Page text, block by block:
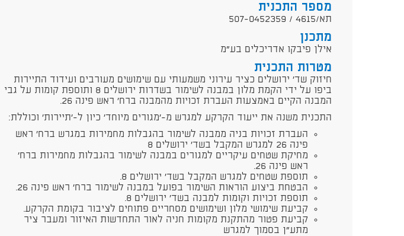
מספר התכנית
תא/4615 / 507-0452359
מתכנן
אילן פיבקו אדריכלים בע"מ
מטרות התכנית
חיזוק שד' ירושלים כציר עירוני משמעותי עם שימושים מעורבים ועידוד התיירות
ביפו על ידי הקמת מלון במבנה לשימור בשדרות ירושלים 8 ותוספת קומות על גבי
המבנה הקיים באמצעות העברת זכויות מהמבנה ברח' ראש פינה 26.
התכנית משנה את ייעוד הקרקע למגרש מ-'מגורים מיוחד' כיון ל-'תיירות' וכוללת:
העברת זכויות בניה ממבנה לשימור בהגבלות מחמירות במגרש ברח' ראש
פינה 26 למגרש המקבל בשד' ירושלים 8
מחיקת שטחים עיקריים למגורים במבנה לשימור בהגבלות מחמירות ברח'
ראש פינה 26.
תוספת שטחים למגרש המקבל בשד' ירושלים 8.
הבטחת ביצוע הוראות השימור בפועל במבנה לשימור ברח' ראש פינה 26.
תוספת זכויות וקומות למבנה בשד' ירושלים 8.
קביעת שימושי מלון ושימושים מסחריים פתוחים לציבור בקומת הקרקע.
קביעת פטור מהתקנת מקומות חניה לאור התחדשות האיזור ומעבר ציר
מתע"ן בסמוך למגרש